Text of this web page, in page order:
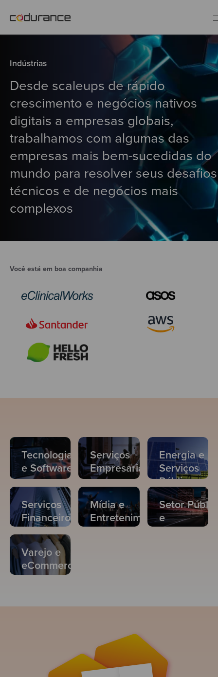
Serviços
Insights
Quem somos
Fale conosco
Indústrias
Desde scaleups de rápido
crescimento e negócios nativos
digitais a empresas globais,
trabalhamos com algumas das
empresas mais bem-sucedidas do
mundo para resolver seus desafios
técnicos e de negócios mais
complexos
Você está em boa companhia
Tecnologia
e Software
Serviços
Empresariais
Energia e
Serviços
Públicos
Serviços
Financeiros
Mídia e
Entretenimento
Setor
e
Varejo e
eCommerce